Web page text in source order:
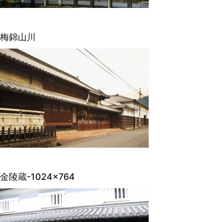
梅錦山川
金陵蔵-1024×764